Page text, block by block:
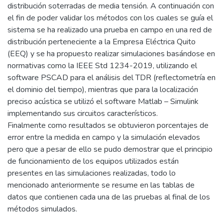
distribución soterradas de media tensión. A continuación con
el fin de poder validar los métodos con los cuales se guía el
sistema se ha realizado una prueba en campo en una red de
distribución perteneciente a la Empresa Eléctrica Quito
(EEQ) y se ha propuesto realizar simulaciones basándose en
normativas como la IEEE Std 1234-2019, utilizando el
software PSCAD para el análisis del TDR (reflectometría en
el dominio del tiempo), mientras que para la localización
preciso acústica se utilizó el software Matlab – Simulink
implementando sus circuitos característicos.
Finalmente como resultados se obtuvieron porcentajes de
error entre la medida en campo y la simulación elevados
pero que a pesar de ello se pudo demostrar que el principio
de funcionamiento de los equipos utilizados están
presentes en las simulaciones realizadas, todo lo
mencionado anteriormente se resume en las tablas de
datos que contienen cada una de las pruebas al final de los
métodos simulados.